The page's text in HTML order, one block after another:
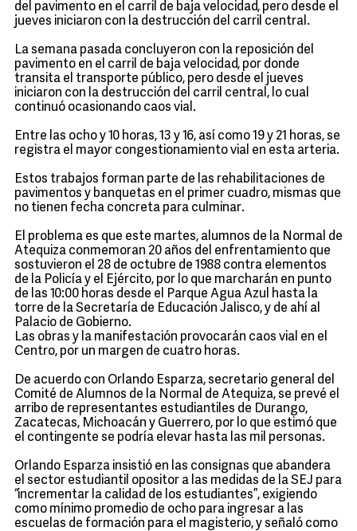
del pavimento en el carril de baja velocidad, pero desde el
jueves iniciaron con la destrucción del carril central.
La semana pasada concluyeron con la reposición del
pavimento en el carril de baja velocidad, por donde
transita el transporte público, pero desde el jueves
iniciaron con la destrucción del carril central, lo cual
continuó ocasionando caos vial.
Entre las ocho y 10 horas, 13 y 16, así como 19 y 21 horas, se
registra el mayor congestionamiento vial en esta arteria.
Estos trabajos forman parte de las rehabilitaciones de
pavimentos y banquetas en el primer cuadro, mismas que
no tienen fecha concreta para culminar.
El problema es que este martes, alumnos de la Normal de
Atequiza conmemoran 20 años del enfrentamiento que
sostuvieron el 28 de octubre de 1988 contra elementos
de la Policía y el Ejército, por lo que marcharán en punto
de las 10:00 horas desde el Parque Agua Azul hasta la
torre de la Secretaría de Educación Jalisco, y de ahí al
Palacio de Gobierno.
Las obras y la manifestación provocarán caos vial en el
Centro, por un margen de cuatro horas.
De acuerdo con Orlando Esparza, secretario general del
Comité de Alumnos de la Normal de Atequiza, se prevé el
arribo de representantes estudiantiles de Durango,
Zacatecas, Michoacán y Guerrero, por lo que estimó que
el contingente se podría elevar hasta las mil personas.
Orlando Esparza insistió en las consignas que abandera
el sector estudiantil opositor a las medidas de la SEJ para
“incrementar la calidad de los estudiantes”, exigiendo
como mínimo promedio de ocho para ingresar a las
escuelas de formación para el magisterio, y señaló como